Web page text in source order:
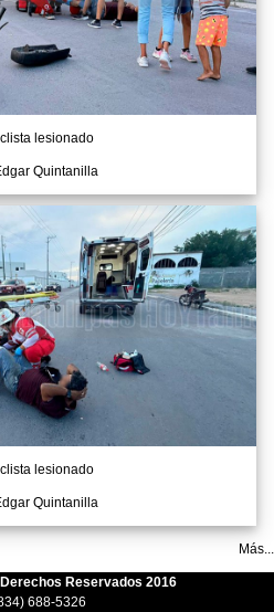
lesionado
Quintanilla
lesionado
Quintanilla
Más...
Reservados 2016
688-5326